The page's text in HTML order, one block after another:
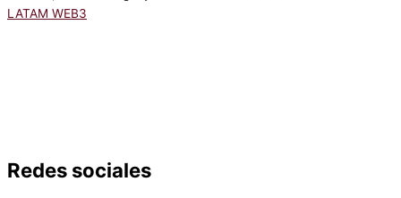
LATAM WEB3
Redes sociales